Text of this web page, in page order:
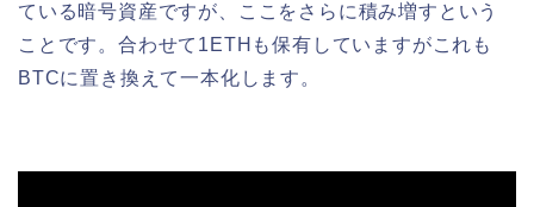
ている暗号資産ですが、ここをさらに積み増すという
ことです。合わせて1ETHも保有していますがこれも
BTCに置き換えて一本化します。